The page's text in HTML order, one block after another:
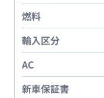
燃料
輸入区分
AC
新車保証書